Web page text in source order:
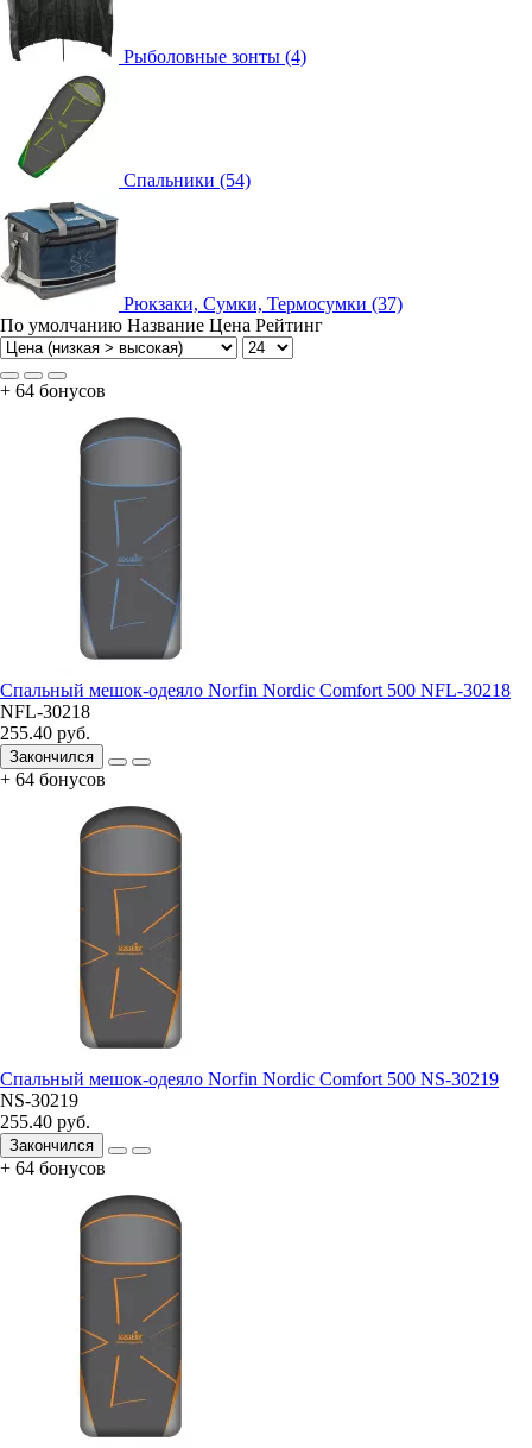
Рыболовные зонты (4)
Спальники (54)
Рюкзаки, Сумки, Термосумки (37)
По умолчанию Название Цена Рейтинг
+ 64 бонусов
Спальный мешок-одеяло Norfin Nordic Comfort 500 NFL-30218
NFL-30218
255.40 руб.
Закончился
+ 64 бонусов
Спальный мешок-одеяло Norfin Nordic Comfort 500 NS-30219
NS-30219
255.40 руб.
Закончился
+ 64 бонусов